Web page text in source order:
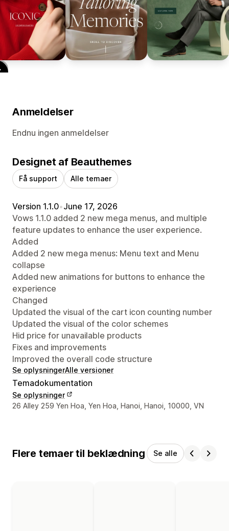
Anmeldelser
Endnu ingen anmeldelser
Designet af Beauthemes
Få support Alle temaer
Version 1.1.0•June 17, 2026
Vows 1.1.0 added 2 new mega menus, and multiple
feature updates to enhance the user experience.
Added
Added 2 new mega menus: Menu text and Menu
collapse
Added new animations for buttons to enhance the
experience
Changed
Updated the visual of the cart icon counting number
Updated the visual of the color schemes
Hid price for unavailable products
Fixes and improvements
Improved the overall code structure
Se oplysningerAlle versioner
Temadokumentation
Se oplysninger
Se kontaktoplysninger
26 Alley 259 Yen Hoa, Yen Hoa, Hanoi, Hanoi, 10000, VN
Flere temaer til beklædning Se alle